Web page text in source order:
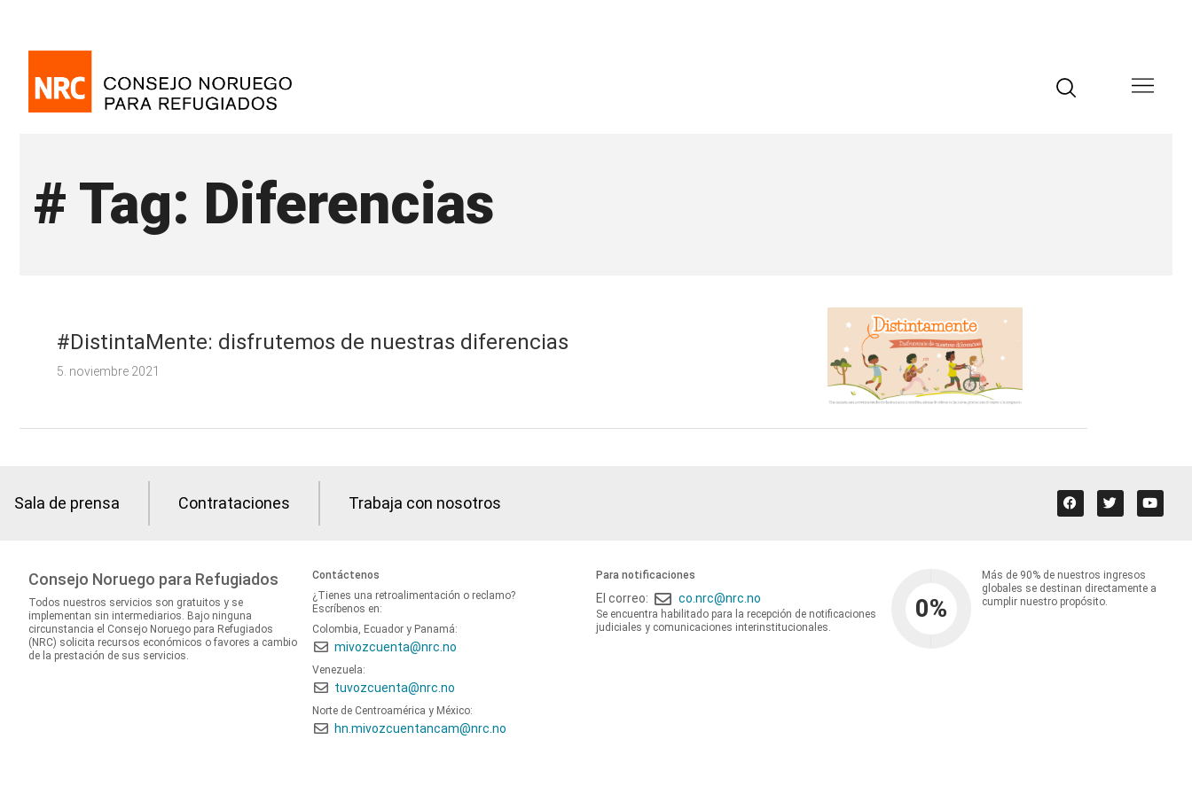
# Tag: Diferencias
#DistintaMente: disfrutemos de nuestras diferencias
5. noviembre 2021
Sala de prensa Contrataciones Trabaja con nosotros
Consejo Noruego para Refugiados
Todos nuestros servicios son gratuitos y se
implementan sin intermediarios. Bajo ninguna
circunstancia el Consejo Noruego para Refugiados
(NRC) solicita recursos económicos o favores a cambio
de la prestación de sus servicios.
Contáctenos
¿Tienes una retroalimentación o reclamo?
Escríbenos en:
Colombia, Ecuador y Panamá:
mivozcuenta@nrc.no
Venezuela:
tuvozcuenta@nrc.no
Norte de Centroamérica y México:
hn.mivozcuentancam@nrc.no
Para notificaciones
El correo: co.nrc@nrc.no
Se encuentra habilitado para la recepción de notificaciones
judiciales y comunicaciones interinstitucionales.
0%
Más de 90% de nuestros ingresos
globales se destinan directamente a
cumplir nuestro propósito.